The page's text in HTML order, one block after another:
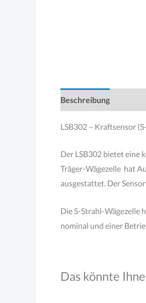
Beschreibung
LSB302 – Kraftsensor
Der LSB302 bietet eine
Träger-Wägezelle hat
ausgestattet. Der
Die S-Strahl-Wägezelle
nominal und einer
Das könnte